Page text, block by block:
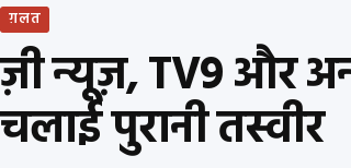
ग़लत
ज़ी न्यूज़, TV9 और
चलाई पुरानी तस्वीर